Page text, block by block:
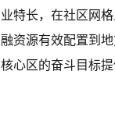
业特长，在社区网
融资源有效配置到
核心区的奋斗目标